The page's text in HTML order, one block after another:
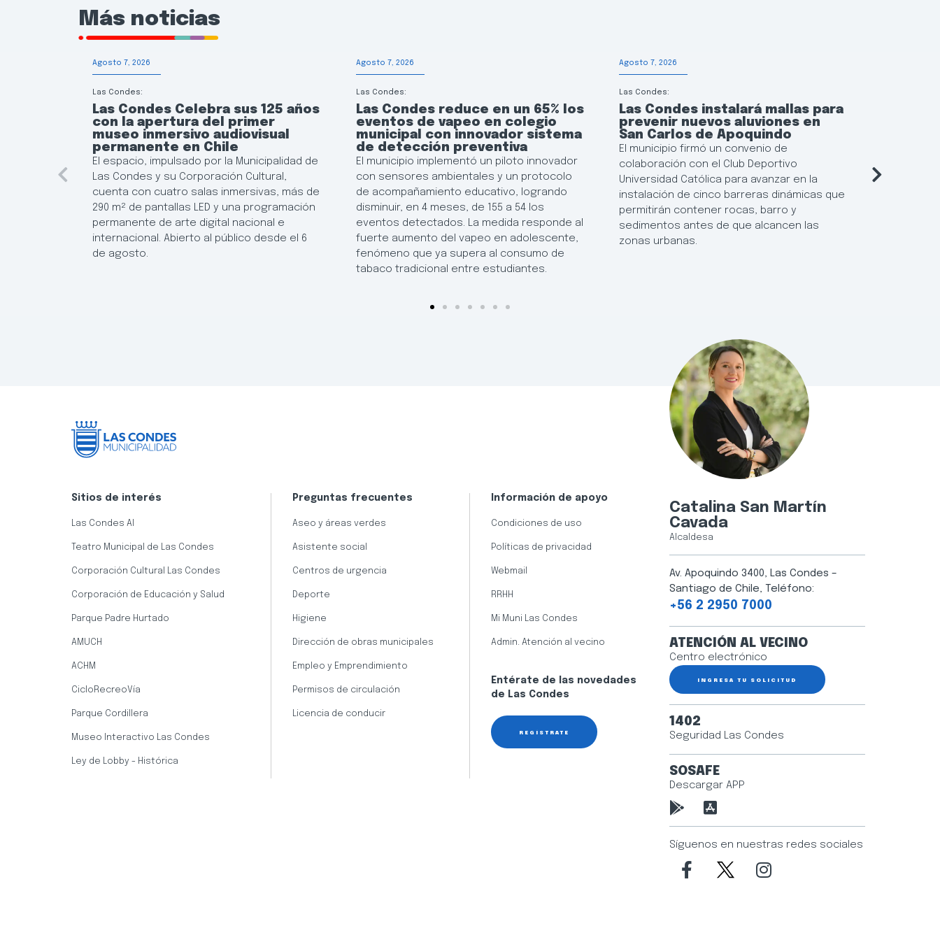
Más noticias
Agosto 7, 2026
Las Condes:
Las Condes Celebra sus 125 años
con la apertura del primer
museo inmersivo audiovisual
permanente en Chile
El espacio, impulsado por la Municipalidad de
Las Condes y su Corporación Cultural,
cuenta con cuatro salas inmersivas, más de
290 m² de pantallas LED y una programación
permanente de arte digital nacional e
internacional. Abierto al público desde el 6
de agosto.
Agosto 7, 2026
Las Condes:
Las Condes reduce en un 65% los
eventos de vapeo en colegio
municipal con innovador sistema
de detección preventiva
El municipio implementó un piloto innovador
con sensores ambientales y un protocolo
de acompañamiento educativo, logrando
disminuir, en 4 meses, de 155 a 54 los
eventos detectados. La medida responde al
fuerte aumento del vapeo en adolescente,
fenómeno que ya supera al consumo de
tabaco tradicional entre estudiantes.
Agosto 7, 2026
Las Condes:
Las Condes instalará mallas para
prevenir nuevos aluviones en
San Carlos de Apoquindo
El municipio firmó un convenio de
colaboración con el Club Deportivo
Universidad Católica para avanzar en la
instalación de cinco barreras dinámicas que
permitirán contener rocas, barro y
sedimentos antes de que alcancen las
zonas urbanas.
Sitios de interés
Las Condes AI
Teatro Municipal de Las Condes
Corporación Cultural Las Condes
Corporación de Educación y Salud
Parque Padre Hurtado
AMUCH
ACHM
CicloRecreoVía
Parque Cordillera
Museo Interactivo Las Condes
Ley de Lobby - Histórica
Preguntas frecuentes
Aseo y áreas verdes
Asistente social
Centros de urgencia
Deporte
Higiene
Dirección de obras municipales
Empleo y Emprendimiento
Permisos de circulación
Licencia de conducir
Información de apoyo
Condiciones de uso
Políticas de privacidad
Webmail
RRHH
Mi Muni Las Condes
Admin. Atención al vecino
Entérate de las novedades
de Las Condes
REGÍSTRATE
Catalina San Martín
Cavada
Alcaldesa
Av. Apoquindo 3400, Las Condes –
Santiago de Chile, Teléfono:
+56 2 2950 7000
ATENCIÓN AL VECINO
Centro electrónico
INGRESA TU SOLICITUD
1402
Seguridad Las Condes
SOSAFE
Descargar APP
Síguenos en nuestras redes sociales